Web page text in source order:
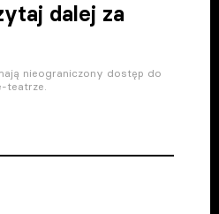
dalej za
nieograniczony dostęp do
teatrze.